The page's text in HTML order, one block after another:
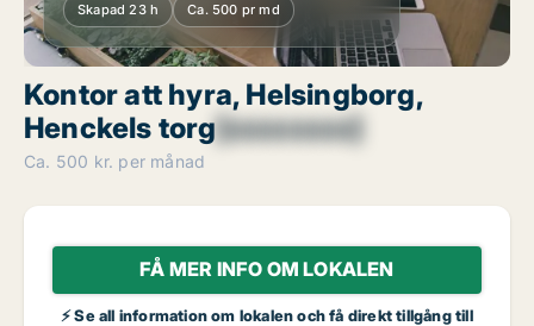
Skapad 23 h Ca. 500 pr md
Kontor att hyra, Helsingborg,
Henckels torg[xxxxxxxx]
Ca. 500 kr. per månad
FÅ MER INFO OM LOKALEN
⚡ Se all information om lokalen och få direkt tillgång till